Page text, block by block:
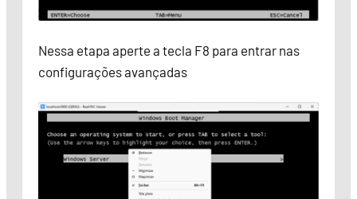
Nessa etapa aperte a tecla F8 para entrar nas
configurações avançadas